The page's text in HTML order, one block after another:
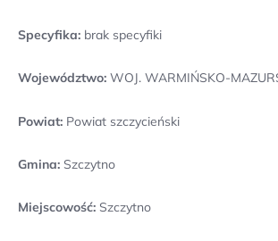
Specyfika: brak specyfiki
Województwo: WOJ. WARMIŃSKO-
Powiat: Powiat szczycieński
Gmina: Szczytno
Miejscowość: Szczytno